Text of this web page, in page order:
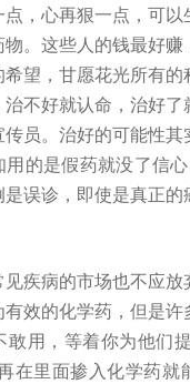
，心再狠一点，可
物。这些人的钱最好
望，甘愿花光所有的
不好就认命，治好
员。治好的可能性其
的是假药就没了信心
误诊，即使是真正
疾病的市场也不应
效的化学药，但是
用，等着你为他们
在里面掺入化学药就